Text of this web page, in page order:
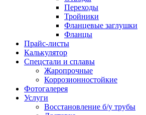
Переходы
Тройники
Фланцевые заглушки
Фланцы
Прайс-листы
Калькулятор
Спецстали и сплавы
Жаропрочные
Коррозионностойкие
Фотогалерея
Услуги
Восстановление б/у трубы